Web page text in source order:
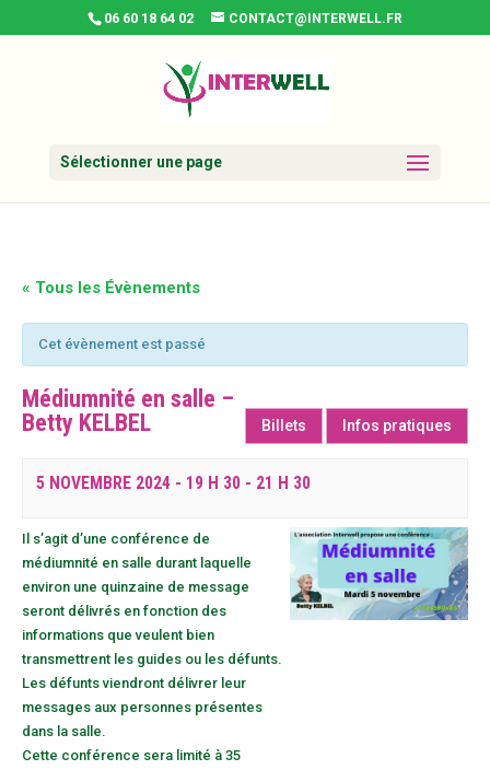
06 60 18 64 02 CONTACT@INTERWELL.FR
Sélectionner une page
« Tous les Évènements
Cet évènement est passé
Médiumnité en salle –
Betty KELBEL
Billets Infos pratiques
5 NOVEMBRE 2024 - 19 H 30 - 21 H 30
Il s’agit d’une conférence de
médiumnité en salle durant laquelle
environ une quinzaine de message
seront délivrés en fonction des
informations que veulent bien
transmettrent les guides ou les défunts.
Les défunts viendront délivrer leur
messages aux personnes présentes
dans la salle.
Cette conférence sera limité à 35